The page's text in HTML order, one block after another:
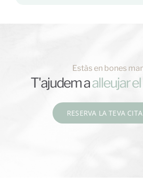
Estàs en bones
T'ajudem a
RESERVA LA TEVA CITA